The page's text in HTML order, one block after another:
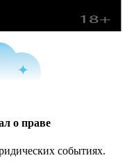
о праве
событиях.